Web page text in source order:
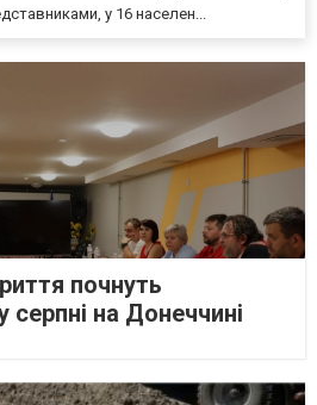
у 16 населен...
почнуть
на Донеччині